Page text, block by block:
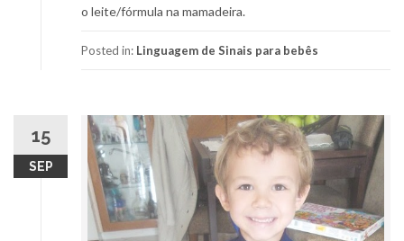
o leite/fórmula na mamadeira.
Posted in: Linguagem de Sinais para bebês
15
SEP